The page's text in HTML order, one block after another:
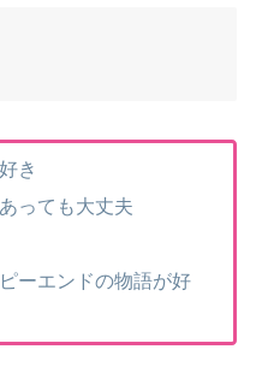
き
っても大丈夫
ーエンドの物語が好